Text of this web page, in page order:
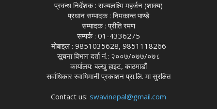
प्रवन्ध निर्देशक : राज्यलक्ष्मि महर्जन (शाक्य)
प्रधान सम्पादक : निमकान्त पाण्डे
सम्पादक : प्रीति रमण
सम्पर्क : 01-4336275
मोबाइल : 9851035628, 9851118266
सूचना विभाग दर्ता नं.: २००७/०७७/०७८
कार्यालय: बल्खु हाइट, काठमाडौं
सर्वाधिकार स्वाभिमानी प्रकाशन प्रा.लि. मा सुरक्षित
Contact us: swavinepal@gmail.com